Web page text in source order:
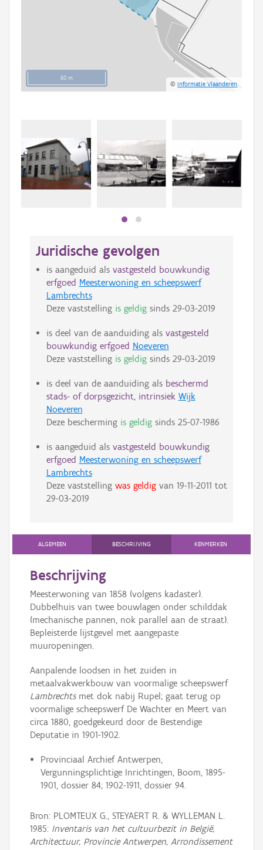
50 m
©Informatie Vlaanderen
Juridische gevolgen
is aangeduid als vastgesteld bouwkundig
erfgoed Meesterwoning en scheepswerf
Lambrechts
Deze vaststelling is geldigsinds 29-03-2019
is deel van de aanduiding als vastgesteld
bouwkundig erfgoed Noeveren
Deze vaststelling is geldigsinds 29-03-2019
is deel van de aanduiding als beschermd
stads- of dorpsgezicht, intrinsiek Wijk
Noeveren
Deze bescherming is geldigsinds 25-07-1986
is aangeduid als vastgesteld bouwkundig
erfgoed Meesterwoning en scheepswerf
Lambrechts
Deze vaststelling was geldigvan 19-11-2011 tot
29-03-2019
ALGEMEEN BESCHRIJVING KENMERKEN
Beschrijving
Meesterwoning van 1858 (volgens kadaster).
Dubbelhuis van twee bouwlagen onder schilddak
(mechanische pannen, nok parallel aan de straat).
Bepleisterde lijstgevel met aangepaste
muuropeningen.
Aanpalende loodsen in het zuiden in
metaalvakwerkbouw van voormalige scheepswerf
Lambrechts met dok nabij Rupel; gaat terug op
voormalige scheepswerf De Wachter en Meert van
circa 1880, goedgekeurd door de Bestendige
Deputatie in 1901-1902.
Provinciaal Archief Antwerpen,
Vergunningsplichtige Inrichtingen, Boom, 1895-
1901, dossier 84; 1902-1911, dossier 94.
Bron: PLOMTEUX G., STEYAERT R. & WYLLEMAN L.
1985: Inventaris van het cultuurbezit in België,
Architectuur, Provincie Antwerpen, Arrondissement